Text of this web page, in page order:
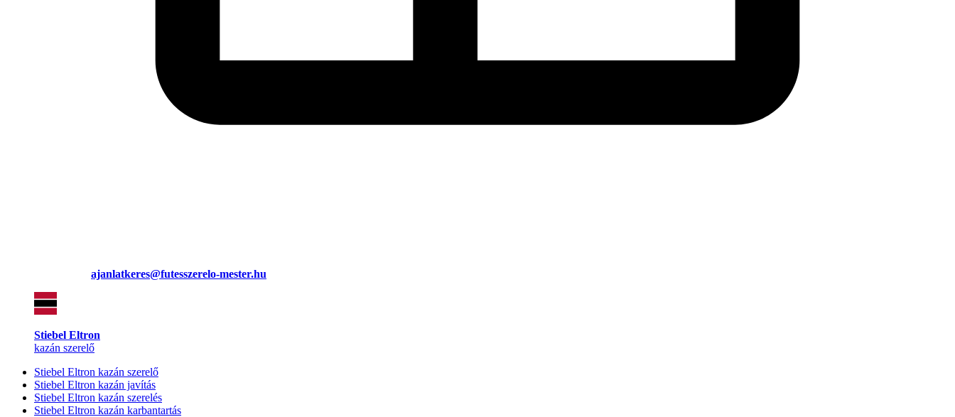
ajanlatkeres@futesszerelo-mester.hu
Stiebel Eltron
kazán szerelő
Stiebel Eltron kazán szerelő
Stiebel Eltron kazán javítás
Stiebel Eltron kazán szerelés
Stiebel Eltron kazán karbantartás